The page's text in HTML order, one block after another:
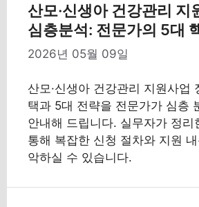
산모·신생아 건강관리 지
심층분석: 전문가의 5대
2026년 05월 09일
산모·신생아 건강관리 지원사업
택과 5대 전략을 전문가가 심층
안내해 드립니다. 실무자가 정리
통해 복잡한 신청 절차와 지원
악하실 수 있습니다.